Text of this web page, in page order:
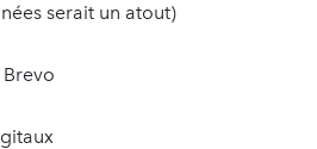
serait un atout)